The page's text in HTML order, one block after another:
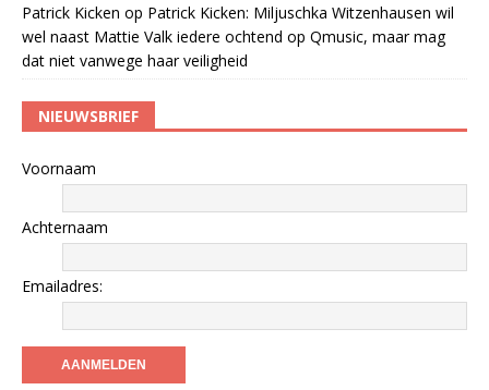
Patrick Kicken op Patrick Kicken: Miljuschka Witzenhausen wil
wel naast Mattie Valk iedere ochtend op Qmusic, maar mag
dat niet vanwege haar veiligheid
NIEUWSBRIEF
Voornaam
Achternaam
Emailadres: